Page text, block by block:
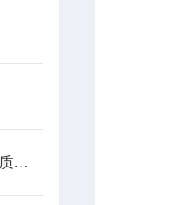
格栅除污机效率高，提高水质，保护水环境